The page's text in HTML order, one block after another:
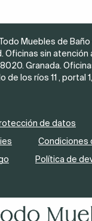
Muebles de
Oficinas sin atención
Granada.
de los ríos 11 , portal
de datos
Condiciones
Política de